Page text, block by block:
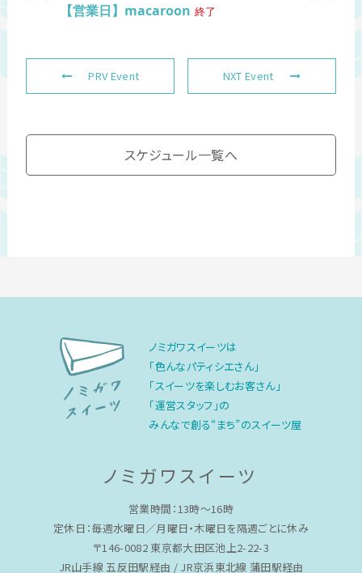
【営業日】macaroon 終了
PRV Event NXT Event
スケジュール一覧へ
ノミガワスイーツは
「色んなパティシエさん」
「スイーツを楽しむお客さん」
「運営スタッフ」の
みんなで創る“まち”のスイーツ屋
ノミガワスイーツ
営業時間：13時〜16時
定休日：毎週水曜日／月曜日・木曜日を隔週ごとに休み
〒146-0082 東京都大田区池上2-22-3
JR山手線 五反田駅経由 / JR京浜東北線 蒲田駅経由